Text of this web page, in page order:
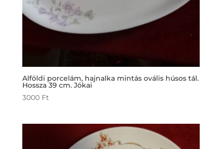
Alföldi porcelám, hajnalka mintás ovális húsos tál.
Hossza 39 cm. Jókai
3000 Ft